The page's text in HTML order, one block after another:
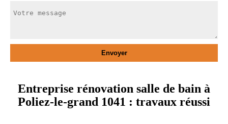
Entreprise rénovation salle de bain à
Poliez-le-grand 1041 : travaux réussi